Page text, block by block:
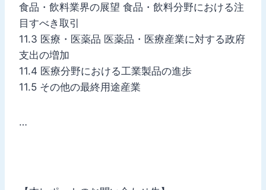
食品・飲料業界の展望 食品・飲料分野における注
目すべき取引
11.3 医療・医薬品 医薬品・医療産業に対する政府
支出の増加
11.4 医療分野における工業製品の進歩
11.5 その他の最終用途産業
…